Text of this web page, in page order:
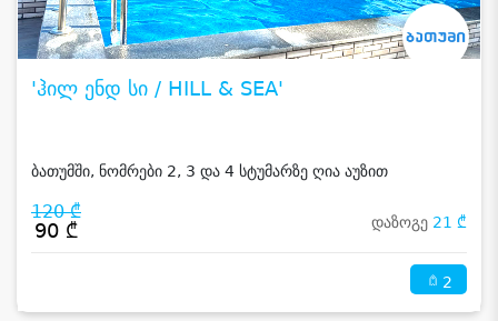
'ჰილ ენდ სი / HILL & SEA'
ბათუმში, ნომრები 2, 3 და 4 სტუმარზე ღია აუზით
120 ₾
90 ₾ დაზოგე 21 ₾
2